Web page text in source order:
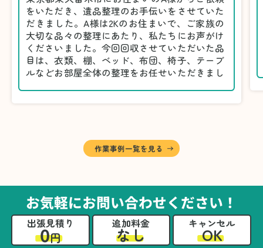
をいただき、遺品整理のお手伝いをさせていた
だきました。A様は2Kのお住まいで、ご家族の
大切な品々の整理にあたり、私たちにお声がけ
くださいました。今回回収させていただいた品
目は、衣類、棚、ベッド、布団、椅子、テーブ
ルなどお部屋全体の整理をお任せいただきまし
に仕分けしました。
A様から「手際よく進めてくれて助かりまし
るのは難しかったと思います」との温かいお言
葉をいただきました。遺品整理という心の負担
が大きい作業において、少しでもA様の力にな
れたことをスタッフ一同嬉しく思います。
作業事例一覧を見る
お気軽にお問い合わせください！
出張見積り
0円
追加料金
なし
キャンセル
OK